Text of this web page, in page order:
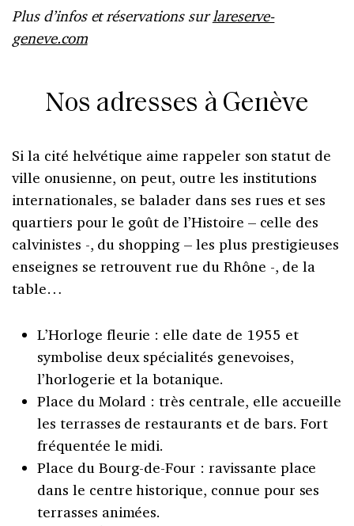
Plus d’infos et réservations surlareserve-
geneve.com
Nos adresses à Genève
Si la cité helvétique aime rappeler son statut de
ville onusienne, on peut, outre les institutions
internationales, se balader dans ses rues et ses
quartiers pour le goût de l’Histoire – celle des
calvinistes -, du shopping – les plus prestigieuses
enseignes se retrouvent rue du Rhône -, de la
table…
L’Horloge fleurie : elle date de 1955 et
symbolise deux spécialités genevoises,
l’horlogerie et la botanique.
Place du Molard : très centrale, elle accueille
les terrasses de restaurants et de bars. Fort
fréquentée le midi.
Place du Bourg-de-Four : ravissante place
dans le centre historique, connue pour ses
terrasses animées.